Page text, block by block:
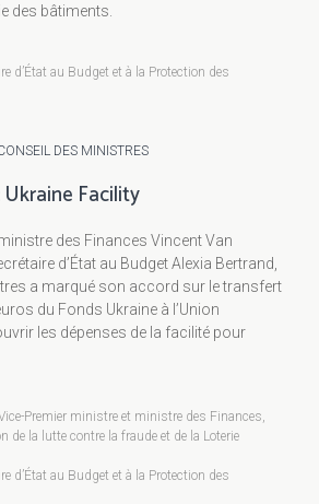
des bâtiments.
d’État au Budget et à la Protection des
DES MINISTRES
Facility
des Finances Vincent Van
d’État au Budget Alexia Bertrand,
a marqué son accord sur le transfert
du Fonds Ukraine à l’Union
les dépenses de la facilité pour
Premier ministre et ministre des Finances,
de la lutte contre la fraude et de la Loterie
d’État au Budget et à la Protection des